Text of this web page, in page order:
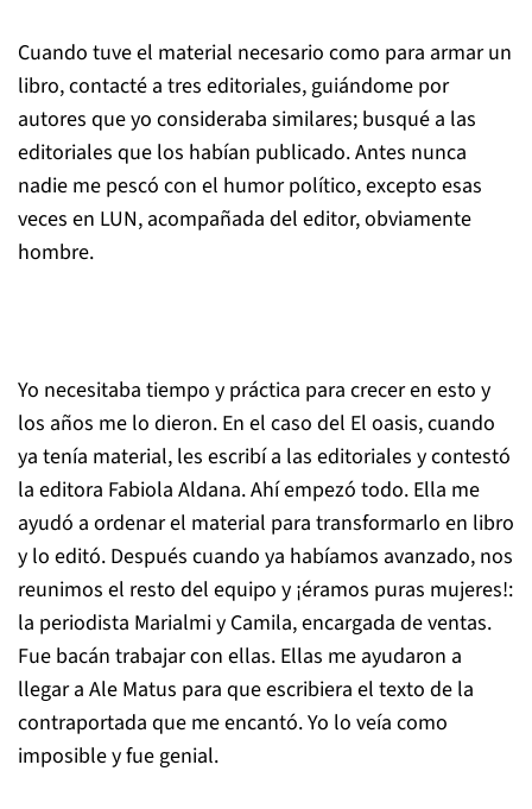
Cuando tuve el material necesario como para armar un
libro, contacté a tres editoriales, guiándome por
autores que yo consideraba similares; busqué a las
editoriales que los habían publicado. Antes nunca
nadie me pescó con el humor político, excepto esas
veces en LUN, acompañada del editor, obviamente
hombre.
Yo necesitaba tiempo y práctica para crecer en esto y
los años me lo dieron. En el caso del El oasis, cuando
ya tenía material, les escribí a las editoriales y contestó
la editora Fabiola Aldana. Ahí empezó todo. Ella me
ayudó a ordenar el material para transformarlo en libro
y lo editó. Después cuando ya habíamos avanzado, nos
reunimos el resto del equipo y ¡éramos puras mujeres!:
la periodista Marialmi y Camila, encargada de ventas.
Fue bacán trabajar con ellas. Ellas me ayudaron a
llegar a Ale Matus para que escribiera el texto de la
contraportada que me encantó. Yo lo veía como
imposible y fue genial.